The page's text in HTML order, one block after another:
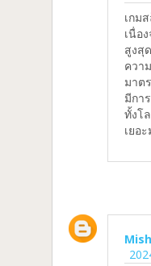
เกม
เนื่อ
สูงสุ
ควา
มาต
มีกา
ทั้งโ
เยอ